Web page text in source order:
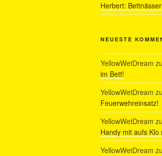
Herbert:
NEUESTE
YellowWetDream zu
im Bett!
YellowWetDream zu
Feuerwehreinsatz!
YellowWetDream zu
Handy mit aufs
YellowWetDream zu